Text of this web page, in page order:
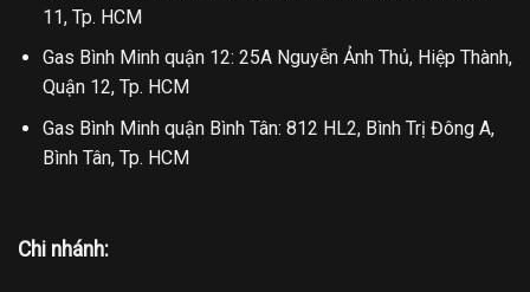
11, Tp. HCM
Gas Bình Minh quận 12: 25A Nguyễn Ảnh Thủ, Hiệp Thành,
Quận 12, Tp. HCM
Gas Bình Minh quận Bình Tân: 812 HL2, Bình Trị Đông A,
Bình Tân, Tp. HCM
Chi nhánh: